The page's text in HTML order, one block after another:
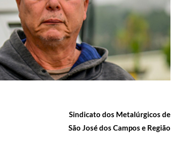
Sindicato dos Metalúrgicos de
São José dos Campos e Região